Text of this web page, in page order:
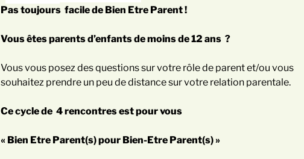
Pas toujours facile de Bien Etre Parent !
Vous êtes parents d’enfants de moins de 12 ans ?
Vous vous posez des questions sur votre rôle de parent et/ou vous
souhaitez prendre un peu de distance sur votre relation parentale.
Ce cycle de 4 rencontres est pour vous
« Bien Etre Parent(s) pour Bien-Etre Parent(s) »